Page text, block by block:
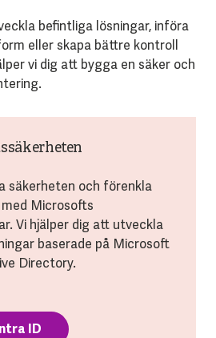
befintliga lösningar, införa
eller skapa bättre kontroll
vi dig att bygga en säker och
säkerheten och förenkla
Microsofts
Vi hjälper dig att utveckla
baserade på Microsoft
Directory.
ID